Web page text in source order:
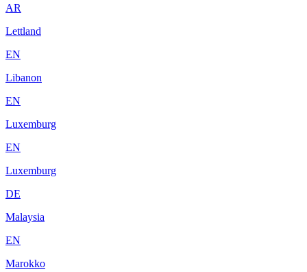
AR
Lettland
EN
Libanon
EN
Luxemburg
EN
Luxemburg
DE
Malaysia
EN
Marokko